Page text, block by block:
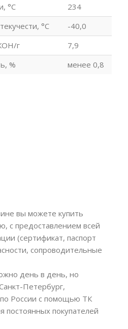
°С
234
°С
-40,0
г
7,9
%
менее 0,8
вы можете купить
с предоставлением всей
(сертификат, паспорт
сопроводительные
день в день, но
Петербург,
России с помощью ТК
постоянных покупателей